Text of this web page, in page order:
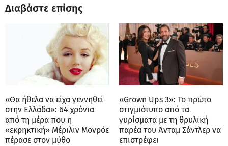
Διαβάστε επίσης
«Θα ήθελα να είχα γεννηθεί
στην Ελλάδα»: 64 χρόνια
από τη μέρα που η
«εκρηκτική» Μέριλιν Μονρόε
πέρασε στον μύθο
«Grown Ups 3»: Το πρώτο
στιγμιότυπο από τα
γυρίσματα με τη θρυλική
παρέα του Άνταμ Σάντλερ να
επιστρέφει